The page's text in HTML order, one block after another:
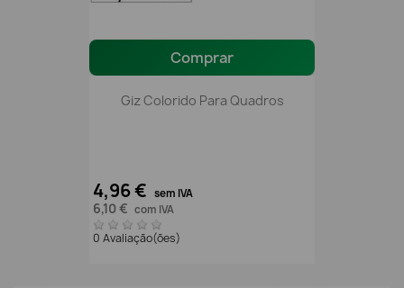
Comprar
Giz Colorido Para Quadros
4,96 € sem IVA
6,10 € com IVA
0 Avaliação(ões)